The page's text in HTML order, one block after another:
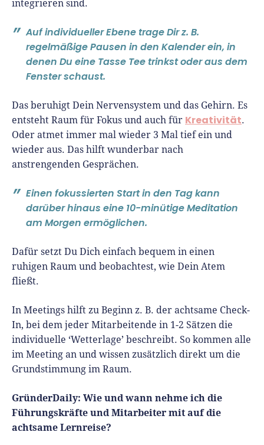
integrieren sind.
Auf individueller Ebene trage Dir z. B.
regelmäßige Pausen in den Kalender ein, in
denen Du eine Tasse Tee trinkst oder aus dem
Fenster schaust.
Das beruhigt Dein Nervensystem und das Gehirn. Es
entsteht Raum für Fokus und auch für Kreativität.
Oder atmet immer mal wieder 3 Mal tief ein und
wieder aus. Das hilft wunderbar nach
anstrengenden Gesprächen.
Einen fokussierten Start in den Tag kann
darüber hinaus eine 10-minütige Meditation
am Morgen ermöglichen.
Dafür setzt Du Dich einfach bequem in einen
ruhigen Raum und beobachtest, wie Dein Atem
fließt.
In Meetings hilft zu Beginn z. B. der achtsame Check-
In, bei dem jeder Mitarbeitende in 1-2 Sätzen die
individuelle ‘Wetterlage’ beschreibt. So kommen alle
im Meeting an und wissen zusätzlich direkt um die
Grundstimmung im Raum.
GründerDaily: Wie und wann nehme ich die
Führungskräfte und Mitarbeiter mit auf die
achtsame Lernreise?